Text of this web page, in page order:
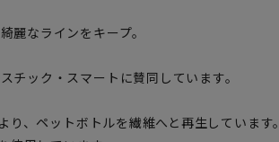
麗なラインをキープ。
チック・スマートに賛同しています。
、ペットボトルを繊維へと再生しています。